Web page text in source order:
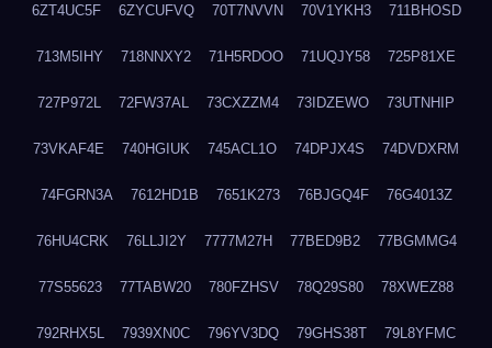
6ZT4UC5F 6ZYCUFVQ 70T7NVVN 70V1YKH3 711BHOSD
713M5IHY 718NNXY2 71H5RDOO 71UQJY58 725P81XE
727P972L 72FW37AL 73CXZZM4 73IDZEWO 73UTNHIP
73VKAF4E 740HGIUK 745ACL1O 74DPJX4S 74DVDXRM
74FGRN3A 7612HD1B 7651K273 76BJGQ4F 76G4013Z
76HU4CRK 76LLJI2Y 7777M27H 77BED9B2 77BGMMG4
77S55623 77TABW20 780FZHSV 78Q29S80 78XWEZ88
792RHX5L 7939XN0C 796YV3DQ 79GHS38T 79L8YFMC